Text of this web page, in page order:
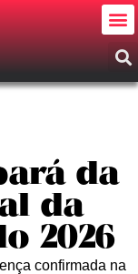
da
da
2026
confirmada na